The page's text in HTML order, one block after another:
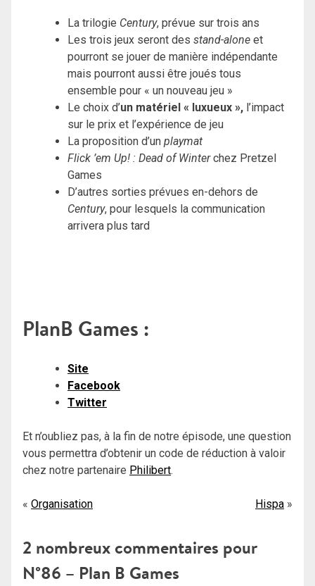
La trilogie Century, prévue sur trois ans
Les trois jeux seront des stand-alone et
pourront se jouer de manière indépendante
mais pourront aussi être joués tous
ensemble pour « un nouveau jeu »
Le choix d’un matériel « luxueux », l’impact
sur le prix et l’expérience de jeu
La proposition d’un playmat
Flick ’em Up! : Dead of Winterchez Pretzel
Games
D’autres sorties prévues en-dehors de
Century, pour lesquels la communication
arrivera plus tard
PlanB Games :
Site
Facebook
Twitter
Et n’oubliez pas, à la fin de notre épisode, une question
vous permettra d’obtenir un code de réduction à valoir
chez notre partenaire Philibert.
Navigation
l’article
Organisation Hispa
2 nombreux commentaires pour
N°86 – Plan B Games